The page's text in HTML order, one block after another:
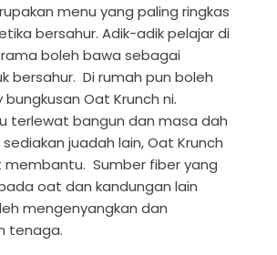
menu yang paling ringkas
bersahur. Adik-adik pelajar di
boleh bawa sebagai
bersahur. Di rumah pun boleh
Oat Krunch ni.
terlewat bangun dan masa dah
juadah lain, Oat Krunch
Sumber fiber yang
oat dan kandungan lain
mengenyangkan dan
tenaga.